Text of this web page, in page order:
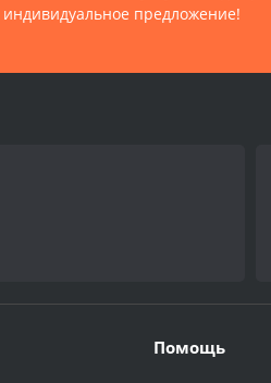
индивидуальное предложение!
Помощь